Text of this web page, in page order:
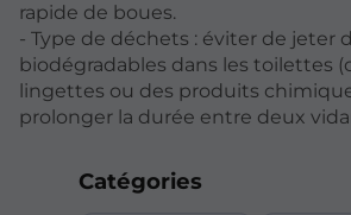
Catégories
rapide de boues.
- Type de déchets : éviter de jeter
biodégradables dans les toilettes
lingettes ou des produits
prolonger la durée entre deux